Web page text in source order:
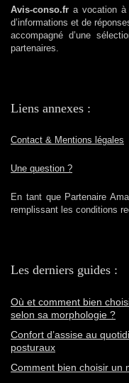
Avis-conso.fr a vocation à
d’informations et de
accompagné d’une
partenaires.
Liens annexes :
Contact & Mentions légales
Une question ?
En tant que Partenaire
remplissant les conditions
Les derniers guides :
Où et comment bien
selon sa morphologie ?
Confort d’assise au
posturaux
Comment bien choisir un